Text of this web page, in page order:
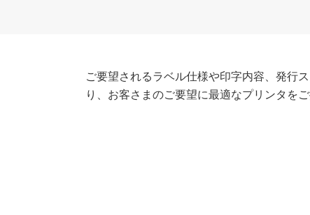
ご要望されるラベル仕様や印字内容、発行
り、お客さまのご要望に最適なプリンタを